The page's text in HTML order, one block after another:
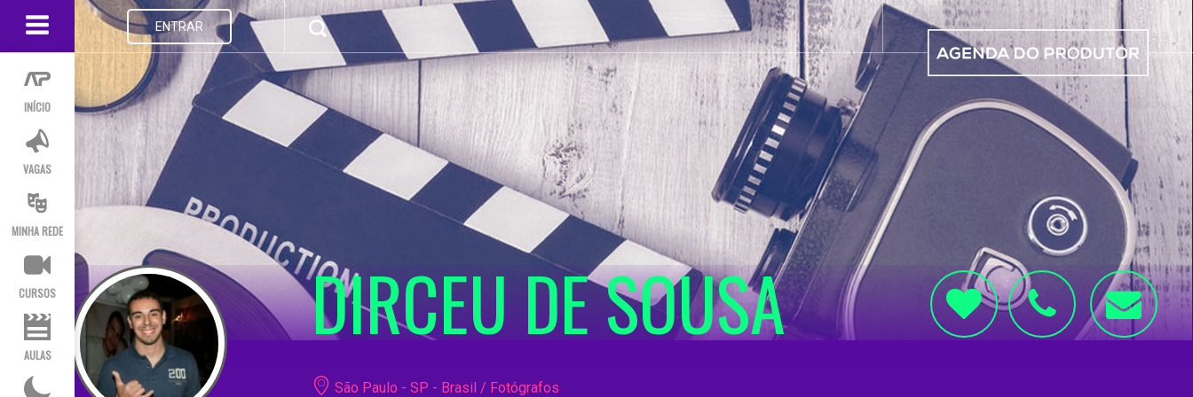
INÍCIO
VAGAS
MINHA REDE
CURSOS
AULAS
ENTRAR
DIRCEU DE SOUSA
São Paulo - SP - Brasil / Fotógrafos